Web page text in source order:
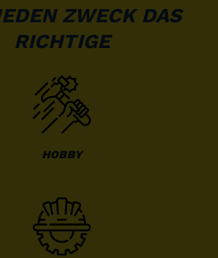
ZWECK DAS
RICHTIGE
HOBBY